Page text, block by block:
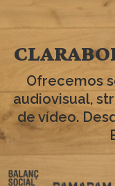
Ofrecemos
audiovisual,
de vídeo.